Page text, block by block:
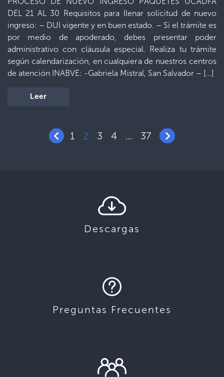
DEL 21 AL 30 Requisitos para llenar solicitud de nuevo
ingreso: – DUI vigente y en buen estado. – ⁠Si el trámite es
por medio de apoderado, debes presentar poder
administrativo con cláusula especial. Realiza tu trámite
según calendarización, en cualquiera de nuestros centros
de atención INABVE: -Gabriela Mistral, San Salvador – […]
Leer
1 2 3 4 … 37
Descargas
Preguntas Frecuentes